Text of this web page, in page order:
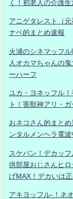
く！初老人の介護
アニゲタレスト（
ナベ的まとめ速報
火浦のシネマッフ
人オカマちゃんの
ーハーフ
ユカ・ヨネッフル
ト！害獣神アリ・
おネコさん的まと
ンタルメンヘラ電
スケバン！デカッ
供部屋おじさんヒ
げMAX！デカいは
アキヨッフル-！ネ